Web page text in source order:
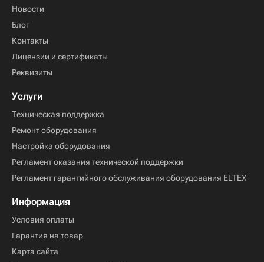
Новости
Блог
Контакты
Лицензии и сертификаты
Реквизиты
Услуги
Техническая поддержка
Ремонт оборудования
Настройка оборудования
Регламент оказания технической поддержки
Регламент гарантийного обслуживания оборудования ELTEX
Информация
Условия оплаты
Гарантия на товар
Карта сайта